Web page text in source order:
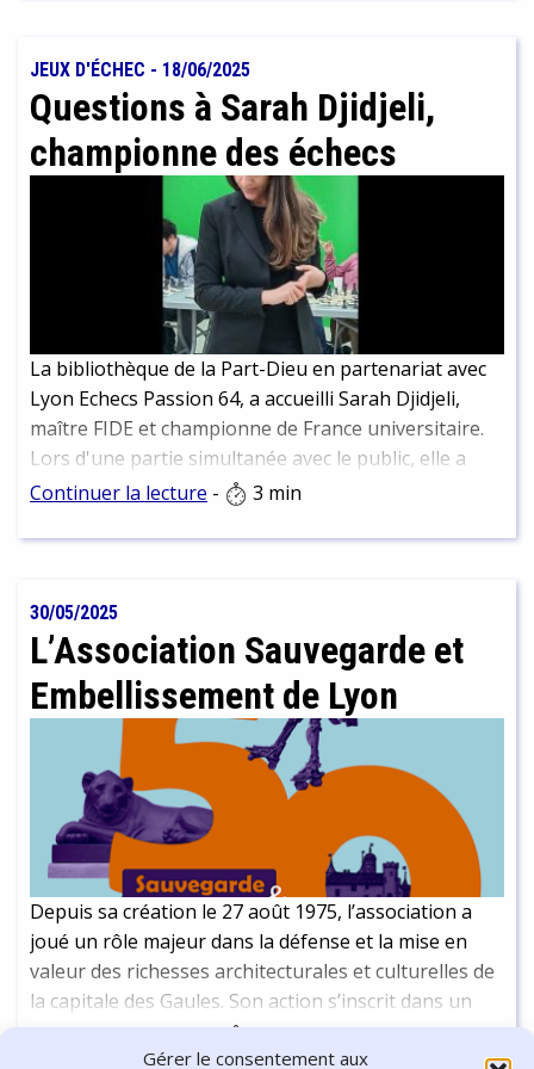
Gérer le consentement aux
cependant à ne pas trop plonger dans un chapitre
passionnant et en ressortir trois arrêts plus loin que
votre destination ! Nous parlons d’expérience…
JEUX D'ÉCHEC - 18/06/2025
Questions à Sarah Djidjeli,
championne des échecs
La bibliothèque de la Part-Dieu en partenariat avec
Lyon Echecs Passion 64, a accueilli Sarah Djidjeli,
maître FIDE et championne de France universitaire.
Lors d'une partie simultanée avec le public, elle a
affronté 44 joueuses et joueurs. Résultat final, alors
nuls et 41 victoires pour Sarah. C'est ici l'occasion de
Continuer la lecture - 3 min
30/05/2025
L’Association Sauvegarde et
Embellissement de Lyon
Depuis sa création le 27 août 1975, l’association a
joué un rôle majeur dans la défense et la mise en
valeur des richesses architecturales et culturelles de
la capitale des Gaules. Son action s’inscrit dans un
réseau plus large d’associations et de structures
engagées dans la préservation du patrimoine mais